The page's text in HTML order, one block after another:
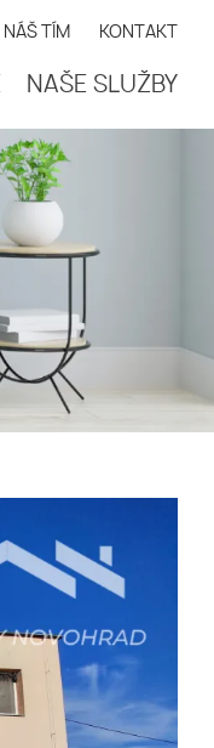
NÁŠ TÍM KONTAKT
NAŠE SLUŽBY